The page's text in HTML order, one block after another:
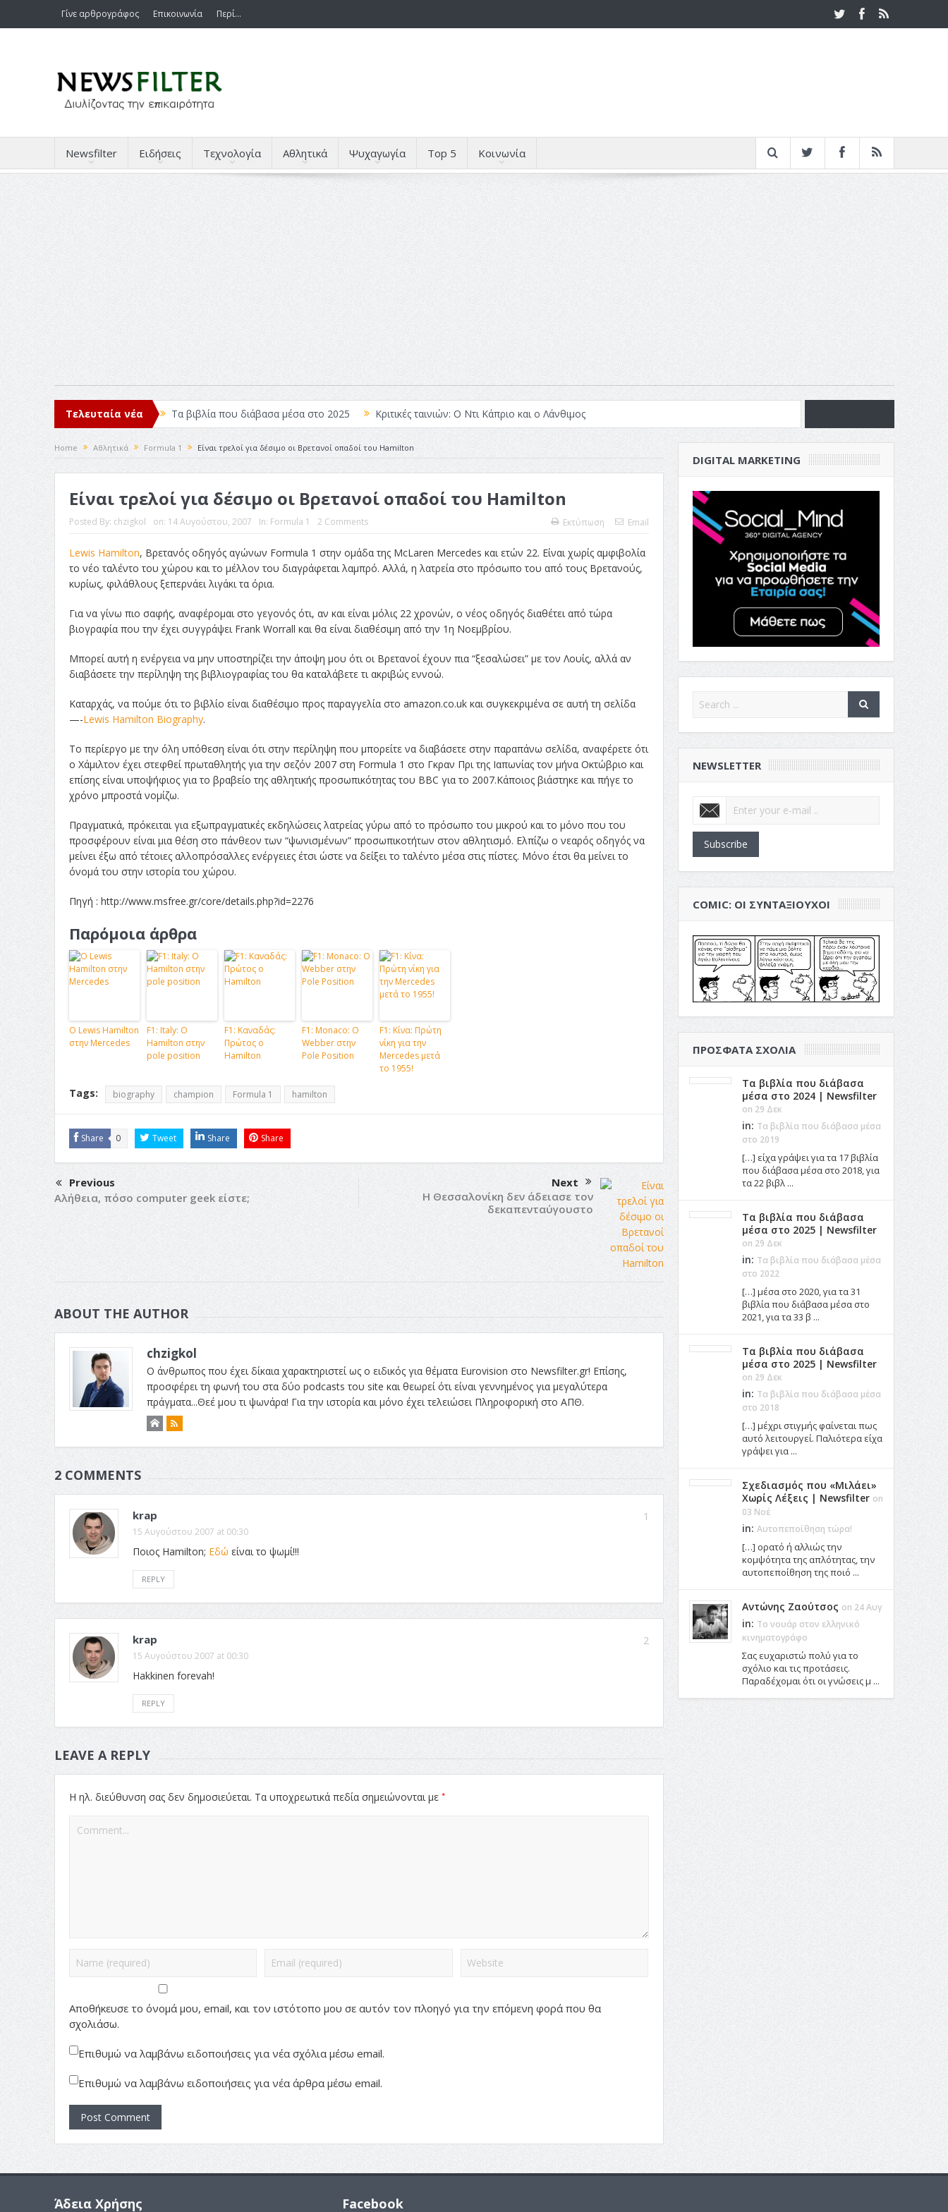
Γίνε αρθρογράφος Επικοινωνία Περί…
Newsfilter Ειδήσεις Τεχνολογία Αθλητικά Ψυχαγωγία Top 5 Κοινωνία
Τελευταία νέα Τα βιβλία που διάβασα μέσα στο 2025
Κριτικές ταινιών: Ο Ντι Κάπριο και ο Λάνθιμος
Σχεδιασμός που «Μιλάει» Χωρίς Λέξεις
Σπιρτόκουτο: η απόλυτη αντισυμβατική καλοκαιρινή ταινία
Το Top 5 της εβδομάδας #517
Το νουάρ στον ελληνικό κινηματογράφο
Η Φροντίδα Έχει Πολλές Μορφές: Κι Όλες Σε Αφορούν
Τρία Βήματα Μπροστά για Σένα και την Επιχείρησή σου
Όψεις και Απόψεις
Αξίζει άραγε?
Home Αθλητικά Formula 1 Είναι τρελοί για δέσιμο οι Βρετανοί οπαδοί του Hamilton
Είναι τρελοί για δέσιμο οι Βρετανοί οπαδοί του Hamilton
Posted By: chzigkol on: 14 Αυγούστου, 2007 In: Formula 1 2 Comments Εκτύπωση Email
Lewis Hamilton, Βρετανός οδηγός αγώνων Formula 1 στην ομάδα της McLaren Mercedes και ετών 22. Είναι χωρίς αμφιβολία
το νέο ταλέντο του χώρου και το μέλλον του διαγράφεται λαμπρό. Αλλά, η λατρεία στο πρόσωπο του από τους Βρετανούς,
κυρίως, φιλάθλους ξεπερνάει λιγάκι τα όρια.
Για να γίνω πιο σαφής, αναφέρομαι στο γεγονός ότι, αν και είναι μόλις 22 χρονών, ο νέος οδηγός διαθέτει από τώρα
βιογραφία που την έχει συγγράψει Frank Worrall και θα είναι διαθέσιμη από την 1η Νοεμβρίου.
Μπορεί αυτή η ενέργεια να μην υποστηρίζει την άποψη μου ότι οι Βρετανοί έχουν πια “ξεσαλώσει” με τον Λουίς, αλλά αν
διαβάσετε την περίληψη της βιβλιογραφίας του θα καταλάβετε τι ακριβώς εννοώ.
Καταρχάς, να πούμε ότι το βιβλίο είναι διαθέσιμο προς παραγγελία στο amazon.co.uk και συγκεκριμένα σε αυτή τη σελίδα
—-Lewis Hamilton Biography.
Το περίεργο με την όλη υπόθεση είναι ότι στην περίληψη που μπορείτε να διαβάσετε στην παραπάνω σελίδα, αναφέρετε ότι
ο Χάμιλτον έχει στεφθεί πρωταθλητής για την σεζόν 2007 στη Formula 1 στο Γκραν Πρι της Ιαπωνίας τον μήνα Οκτώβριο και
επίσης είναι υποψήφιος για το βραβείο της αθλητικής προσωπικότητας του BBC για το 2007.Κάποιος βιάστηκε και πήγε το
χρόνο μπροστά νομίζω.
Πραγματικά, πρόκειται για εξωπραγματικές εκδηλώσεις λατρείας γύρω από το πρόσωπο του μικρού και το μόνο που του
προσφέρουν είναι μια θέση στο πάνθεον των “ψωνισμένων” προσωπικοτήτων στον αθλητισμό. Ελπίζω ο νεαρός οδηγός να
μείνει έξω από τέτοιες αλλοπρόσαλλες ενέργειες έτσι ώστε να δείξει το ταλέντο μέσα στις πίστες. Μόνο έτσι θα μείνει το
όνομά του στην ιστορία του χώρου.
Πηγή : http://www.msfree.gr/core/details.php?id=2276
Παρόμοια άρθρα
Ο Lewis Hamilton
στην Mercedes
F1: Italy: Ο
Hamilton στην
pole position
F1: Καναδάς:
Πρώτος ο
Hamilton
F1: Monaco: O
Webber στην
Pole Position
F1: Κίνα: Πρώτη
νίκη για την
Mercedes μετά
το 1955!
Tags: biography champion Formula 1 hamilton
Share 0 Tweet Share Share
Previous
Αλήθεια, πόσο computer geek είστε;
Next
Η Θεσσαλονίκη δεν άδειασε τον
δεκαπενταύγουστο
ABOUT THE AUTHOR
chzigkol
Ο άνθρωπος που έχει δίκαια χαρακτηριστεί ως ο ειδικός για θέματα Eurovision στο Newsfilter.gr! Επίσης,
προσφέρει τη φωνή του στα δύο podcasts του site και θεωρεί ότι είναι γεννημένος για μεγαλύτερα
πράγματα...Θεέ μου τι ψωνάρα! Για την ιστορία και μόνο έχει τελειώσει Πληροφορική στο ΑΠΘ.
2 COMMENTS
1
krap
15 Αυγούστου 2007 at 00:30
Ποιος Hamilton; Εδώ είναι το ψωμί!!!
REPLY
2
krap
15 Αυγούστου 2007 at 00:30
Hakkinen forevah!
REPLY
LEAVE A REPLY
Η ηλ. διεύθυνση σας δεν δημοσιεύεται. Τα υποχρεωτικά πεδία σημειώνονται με *
Αποθήκευσε το όνομά μου, email, και τον ιστότοπο μου σε αυτόν τον πλοηγό για την επόμενη φορά που θα
σχολιάσω.
Επιθυμώ να λαμβάνω ειδοποιήσεις για νέα σχόλια μέσω email.
Επιθυμώ να λαμβάνω ειδοποιήσεις για νέα άρθρα μέσω email.
DIGITAL MARKETING
NEWSLETTER
Subscribe
COMIC: ΟΙ ΣΥΝΤΑΞΙΟΎΧΟΙ
ΠΡΌΣΦΑΤΑ ΣΧΌΛΙΑ
Τα βιβλία που διάβασα
μέσα στο 2024 | Newsfilter
on 29 Δεκ
in: Τα βιβλία που διάβασα μέσα
στο 2019
[…] είχα γράψει για τα 17 βιβλία
που διάβασα μέσα στο 2018, για
τα 22 βιβλ ...
Τα βιβλία που διάβασα
μέσα στο 2025 | Newsfilter
on 29 Δεκ
in: Τα βιβλία που διάβασα μέσα
στο 2022
[…] μέσα στο 2020, για τα 31
βιβλία που διάβασα μέσα στο
2021, για τα 33 β ...
Τα βιβλία που διάβασα
μέσα στο 2025 | Newsfilter
on 29 Δεκ
in: Τα βιβλία που διάβασα μέσα
στο 2018
[…] μέχρι στιγμής φαίνεται πως
αυτό λειτουργεί. Παλιότερα είχα
γράψει για ...
Σχεδιασμός που «Μιλάει»
Χωρίς Λέξεις | Newsfilter on
03 Νοέ
in: Αυτοπεποίθηση τώρα!
[…] ορατό ή αλλιώς την
κομψότητα της απλότητας, την
αυτοπεποίθηση της ποιό ...
Αντώνης Ζαούτσος on 24 Αυγ
in: Το νουάρ στον ελληνικό
κινηματογράφο
Σας ευχαριστώ πολύ για το
σχόλιο και τις προτάσεις.
Παραδέχομαι ότι οι γνώσεις μ ...
Άδεια Χρήσης Facebook